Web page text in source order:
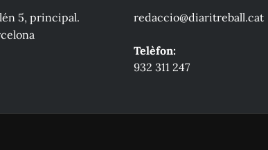
5, principal.
redaccio@diaritreball.cat
Telèfon:
932 311 247